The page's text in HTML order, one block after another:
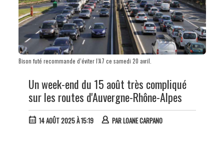
Bison futé recommande d’éviter l’A7 ce samedi 20 avril.
Un week-end du 15 août très compliqué
sur les routes d'Auvergne-Rhône-Alpes
14 AOÛT 2025 À 15:19 PARLOANE CARPANO